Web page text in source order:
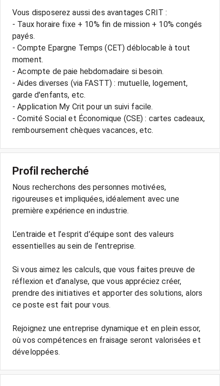
Vous disposerez aussi des avantages CRIT :
- Taux horaire fixe + 10% fin de mission + 10% congés
payés.
- Compte Epargne Temps (CET) déblocable à tout
moment.
- Acompte de paie hebdomadaire si besoin.
- Aides diverses (via FASTT) : mutuelle, logement,
garde d'enfants, etc.
- Application My Crit pour un suivi facile.
- Comité Social et Économique (CSE) : cartes cadeaux,
Profil recherché
Nous recherchons des personnes motivées,
rigoureuses et impliquées, idéalement avec une
première expérience en industrie.
L’entraide et l’esprit d’équipe sont des valeurs
essentielles au sein de l’entreprise.
Si vous aimez les calculs, que vous faites preuve de
réflexion et d’analyse, que vous appréciez créer,
prendre des initiatives et apporter des solutions, alors
ce poste est fait pour vous.
Rejoignez une entreprise dynamique et en plein essor,
où vos compétences en fraisage seront valorisées et